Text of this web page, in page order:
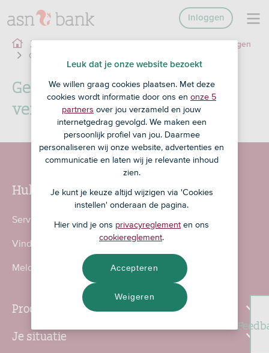
Inloggen
Gemachtigde wijzigen
Gemachtigde toevoegen of verwijderen
Gemachtigde toevoegen of
verwijderen
Hulp nodig?
Service en contact
Vind een ASN-kantoor
Meld fraude en incidenten
Producten
Je situatie
Leuk dat je onze website bezoekt
We willen graag cookies plaatsen. Met deze
cookies wordt informatie door ons en onze 5
partners over jou verzameld en jouw
internetgedrag gevolgd. We maken een
persoonlijk profiel van jou. Daarmee
personaliseren wij onze website, advertenties en
communicatie en laten wij je relevante inhoud
zien.
Je kunt je keuze altijd wijzigen via 'Cookies
instellen' onderaan de pagina.
Hier vind je ons privacyreglement en ons
cookiereglement.
Weigeren
Accepteren